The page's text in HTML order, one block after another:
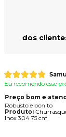
dos
Eu recomendo esse
Preço bom e
Robusto e bonito
Produto:
Inox 304 75 cm